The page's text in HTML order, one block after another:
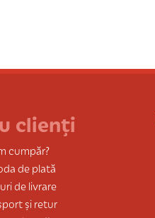
clienți
cumpăr?
de plată
de livrare
și retur